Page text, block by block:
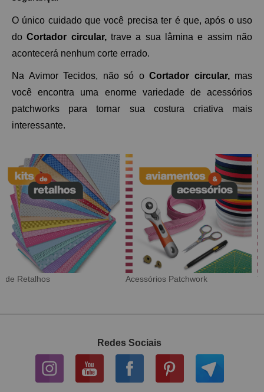
O único cuidado que você precisa ter é que, após o uso
do Cortador circular, trave a sua lâmina e assim não
acontecerá nenhum corte errado.
Na Avimor Tecidos, não só o Cortador circular, mas
você encontra uma enorme variedade de acessórios
patchworks para tornar sua costura criativa mais
interessante.
Tecido Digital Sarja Impermeável
Redes Sociais